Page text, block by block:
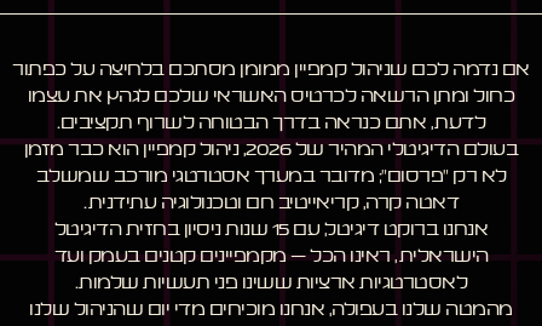
אם נדמה לכם שניהול קמפיין ממומן מסתכם בלחיצה על כפתור
כחול ומתן הרשאה לכרטיס האשראי שלכם לגהץ את עצמו
לדעת, אתם כנראה בדרך הבטוחה לשרוף תקציבים.
בעולם הדיגיטלי המהיר של 2026, ניהול קמפיין הוא כבר מזמן
לא רק "פרסום"; מדובר במערך אסטרטגי מורכב שמשלב
דאטה קרה, קריאייטיב חם וטכנולוגיה עתידנית.
אנחנו ברוקט דיגיטל, עם 15 שנות ניסיון בחזית הדיגיטל
הישראלית, ראינו הכל – מקמפיינים קטנים בעמק ועד
לאסטרטגיות ארציות ששינו פני תעשיות שלמות.
מהמטה שלנו בעפולה, אנחנו מוכיחים מדי יום שהניהול שלנו